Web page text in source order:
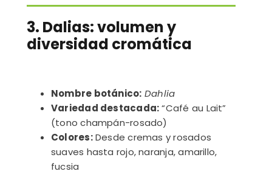
3. Dalias: volumen y
diversidad cromática
Nombre botánico: Dahlia
Variedad destacada:“Café au Lait”
(tono champán-rosado)
Colores:Desde cremas y rosados
suaves hasta rojo, naranja, amarillo,
fucsia